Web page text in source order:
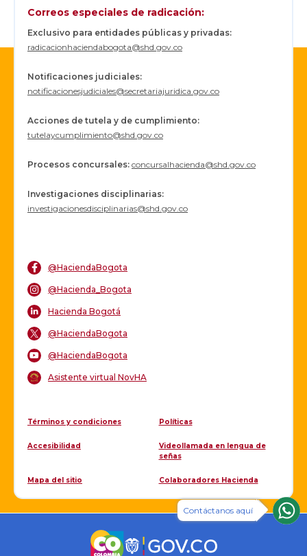
Correos especiales de radicación:
Exclusivo para entidades públicas y privadas:
radicacionhaciendabogota@shd.gov.co
Notificaciones judiciales:
notificacionesjudiciales@secretariajuridica.gov.co
Acciones de tutela y de cumplimiento:
tutelaycumplimiento@shd.gov.co
Procesos concursales: concursalhacienda@shd.gov.co
Investigaciones disciplinarias:
investigacionesdisciplinarias@shd.gov.co
@HaciendaBogota
@Hacienda_Bogota
Hacienda Bogotá
@HaciendaBogota
@HaciendaBogota
Asistente virtual NovHA
Términos y condiciones Políticas
Accesibilidad
Videollamada en lengua de
señas
Mapa del sitio Colaboradores Hacienda
Contáctanos aquí